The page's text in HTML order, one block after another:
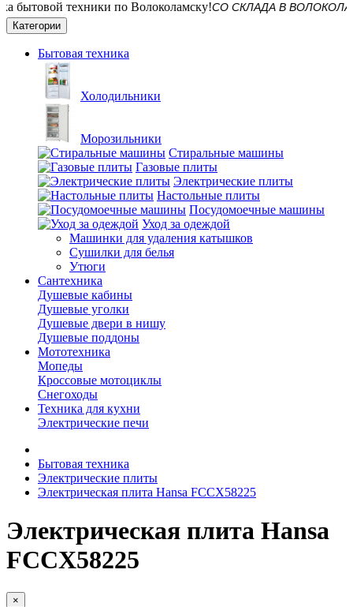
СО СКЛАДА В ВОЛОКОЛАМСКЕ!
Категории
Бытовая техника
Холодильники
Морозильники
Стиральные машины
Газовые плиты
Электрические плиты
Настольные плиты
Посудомоечные машины
Уход за одеждой
Машинки для удаления катышков
Сушилки для белья
Утюги
Сантехника
Душевые кабины
Душевые уголки
Душевые двери в нишу
Душевые поддоны
Мототехника
Мопеды
Кроссовые мотоциклы
Снегоходы
Техника для кухни
Электрические печи
Бытовая техника
Электрические плиты
Электрическая плита Hansa FCCX58225
Электрическая плита Hansa
FCCX58225
×